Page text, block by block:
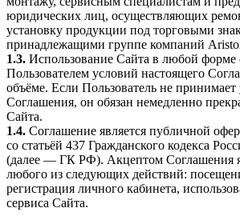
юридических лиц, осуществляющих
установку продукции под торговыми
принадлежащими группе компаний
1.3. Использование Сайта в любой форме
Пользователем условий настоящего
объёме. Если Пользователь не принимает
Соглашения, он обязан немедленно
Сайта.
1.4. Соглашение является публичной
со статьёй 437 Гражданского кодекса
(далее — ГК РФ). Акцептом Соглашения
любого из следующих действий:
регистрация личного кабинета,
сервиса Сайта.